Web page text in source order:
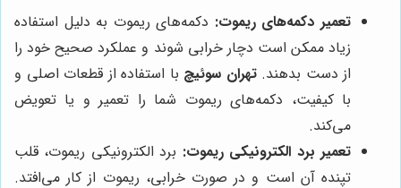
تعمیر دکمه‌های ریموت: دکمه‌های ریموت به دلیل استفاده
زیاد ممکن است دچار خرابی شوند و عملکرد صحیح خود را
از دست بدهند.تهران سوئیچ با استفاده از قطعات اصلی و
با کیفیت، دکمه‌های ریموت شما را تعمیر و یا تعویض
می‌کند.
تعمیر برد الکترونیکی ریموت: برد الکترونیکی ریموت، قلب
تپنده آن است و در صورت خرابی، ریموت از کار می‌افتد.